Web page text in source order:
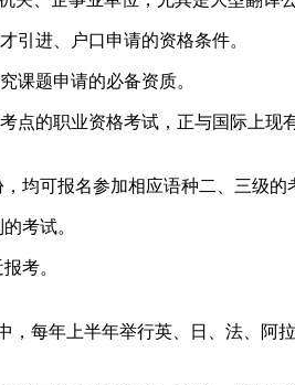
引进、户口申请的资格条件。
课题申请的必备资质。
的职业资格考试，正与国际上现
可报名参加相应语种二、三级的
考试。
考。
每年上半年举行英、日、法、阿